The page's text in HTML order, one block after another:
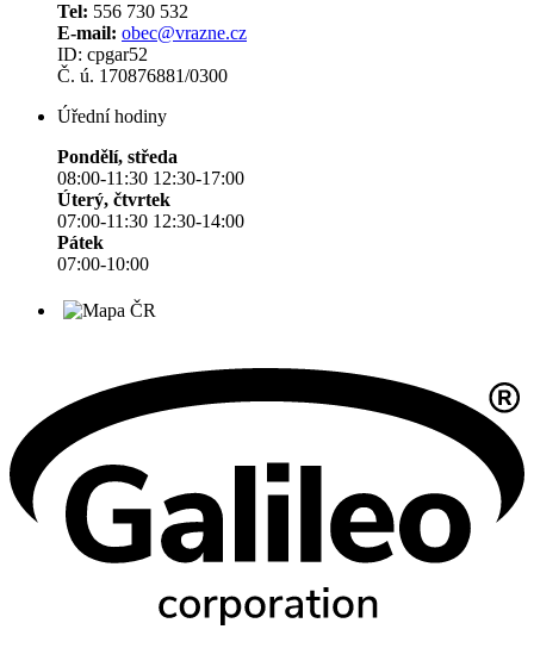
Tel: 556 730 532
E-mail: obec@vrazne.cz
ID: cpgar52
Č. ú. 170876881/0300
Úřední hodiny
Pondělí, středa
08:00-11:30 12:30-17:00
Úterý, čtvrtek
07:00-11:30 12:30-14:00
Pátek
07:00-10:00